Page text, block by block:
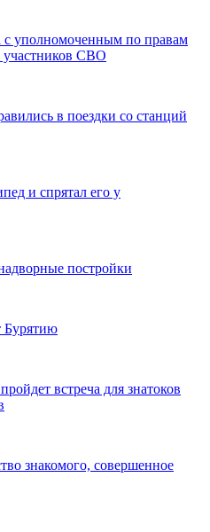
с уполномоченным по правам
участников СВО
в поездки со станций
и спрятал его у
постройки
Бурятию
встреча для знатоков
знакомого, совершенное